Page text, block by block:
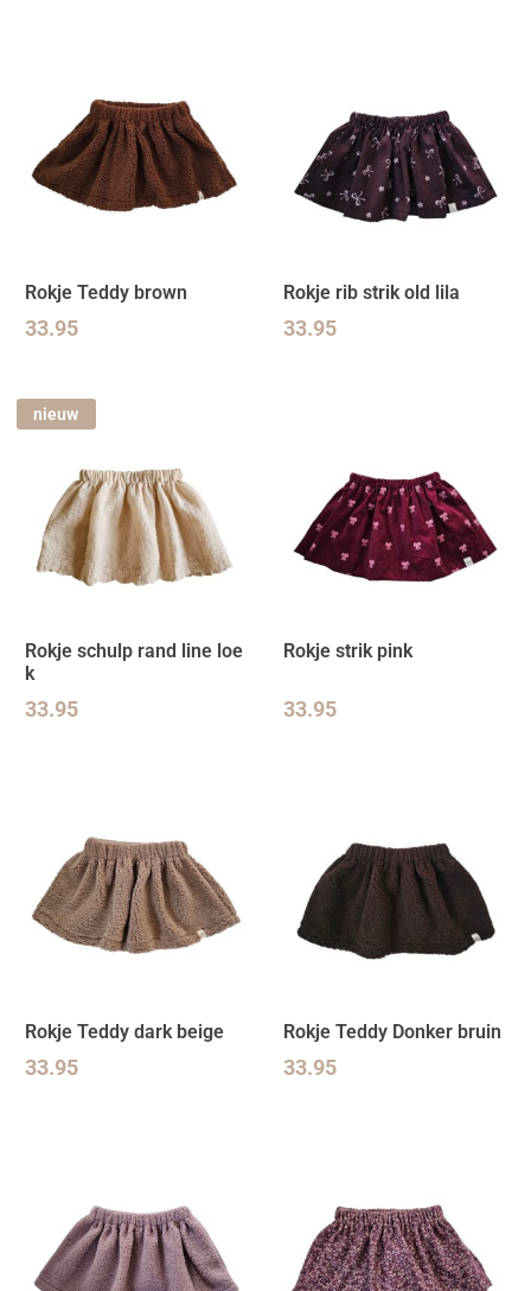
Rokje Teddy brown
33.95
Rokje rib strik old lila
33.95
nieuw
Rokje schulp rand line loe
k
33.95
Rokje strik pink
33.95
Rokje Teddy dark beige
33.95
Rokje Teddy Donker bruin
33.95